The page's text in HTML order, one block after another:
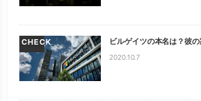
CHECK ビルゲイツの本名は？彼
2020.10.7